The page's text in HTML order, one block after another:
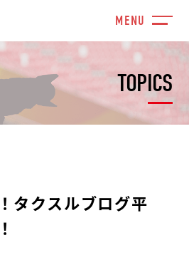
TOPICS
タクスルブログ平